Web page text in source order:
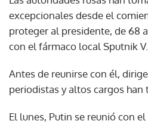
excepcionales desde el
proteger al presidente, de 68
con el fármaco local Sputnik V.
Antes de reunirse con él,
periodistas y altos cargos han
El lunes, Putin se reunió con